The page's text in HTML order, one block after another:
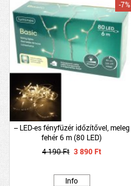
-- LED-es fényfüzér időzítővel, meleg
fehér 6 m (80 LED)
-7%
4 190 Ft 3 890 Ft
Info